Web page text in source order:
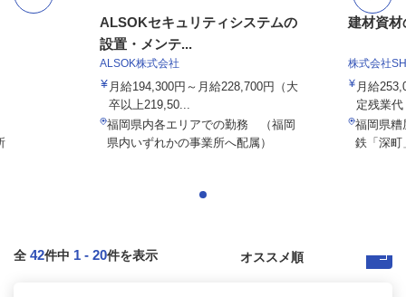
ALSOKセキュリティシステムの
設置・メンテ...
ALSOK株式会社
月給194,300円～月給228,700円（大
卒以上219,50...
福岡県内各エリアでの勤務 （福岡
県内いずれかの事業所へ配属）
建材資
株式会社
月給
定残業
福岡県糟
鉄「深町
全 42件中 1 - 20件を表示